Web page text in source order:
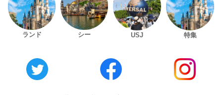
ランド シー USJ 特集